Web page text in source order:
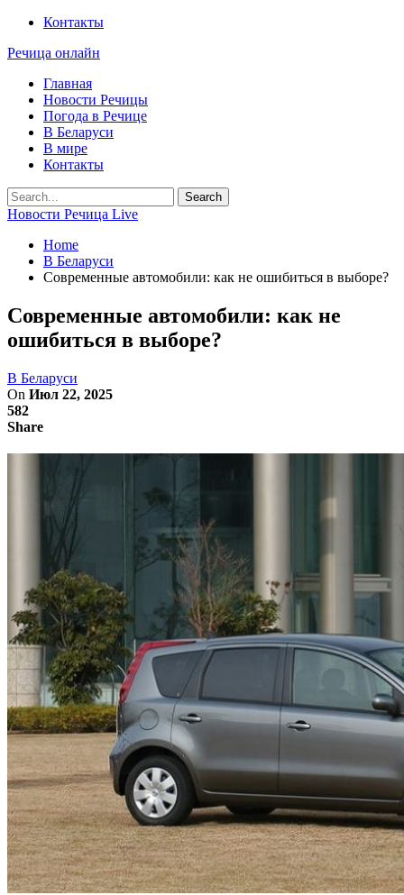
Контакты
Речица онлайн
Главная
Новости Речицы
Погода в Речице
В Беларуси
В мире
Контакты
Новости Речица Live
Home
В Беларуси
Современные автомобили: как не ошибиться в выборе?
Современные автомобили: как не
ошибиться в выборе?
В Беларуси
On Июл 22, 2025
582
Share